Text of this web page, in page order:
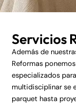
Servicios
Además de
Reformas
especializados
multidisciplinar se
parquet hasta